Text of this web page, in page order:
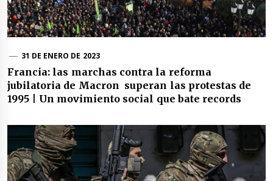
31 DE ENERO DE 2023
Francia: las marchas contra la reforma
jubilatoria de Macron superan las protestas de
1995 | Un movimiento social que bate records